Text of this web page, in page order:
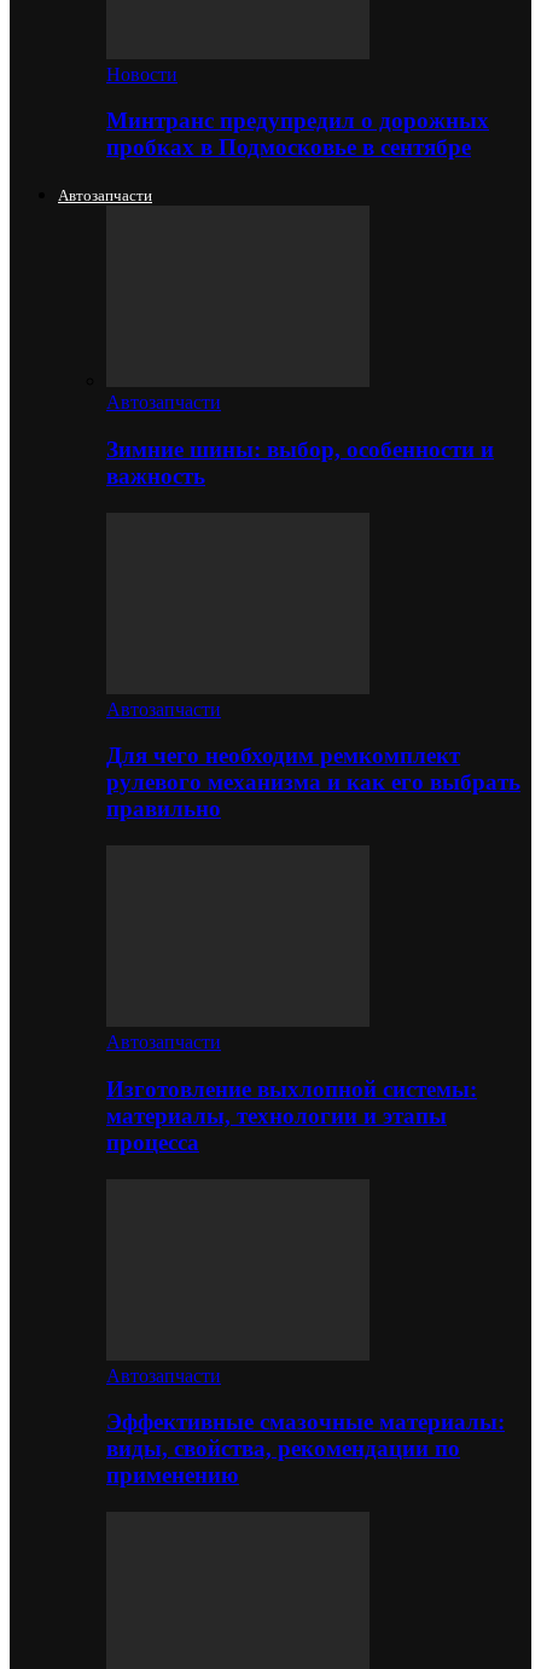
Новости
Минтранс предупредил о дорожных
пробках в Подмосковье в сентябре
Автозапчасти
Автозапчасти
Зимние шины: выбор, особенности и
важность
Автозапчасти
Для чего необходим ремкомплект
рулевого механизма и как его выбрать
правильно
Автозапчасти
Изготовление выхлопной системы:
материалы, технологии и этапы
процесса
Автозапчасти
Эффективные смазочные материалы:
виды, свойства, рекомендации по
применению